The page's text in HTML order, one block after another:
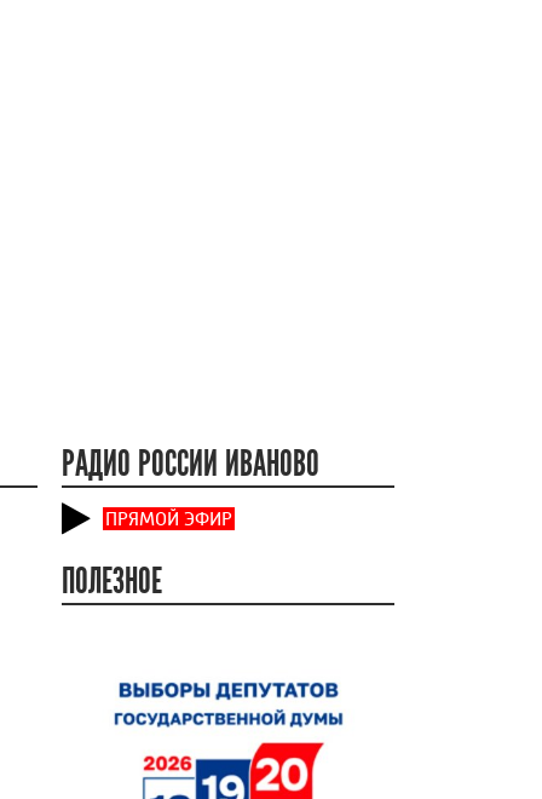
РАДИО РОССИИ ИВАНОВО
ПРЯМОЙ ЭФИР
ПОЛЕЗНОЕ